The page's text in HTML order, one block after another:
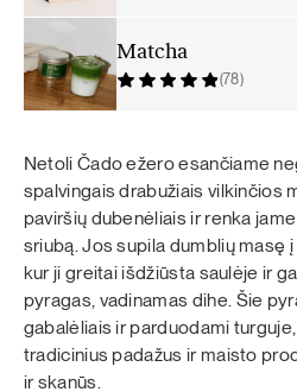
Netoli Čado ežero esančiame
spalvingais drabužiais vilkinčios
paviršių dubenėliais ir renka
sriubą. Jos supila dumblių masę
kur ji greitai išdžiūsta saulėje ir
pyragas, vadinamas dihe. Šie
gabalėliais ir parduodami
tradicinius padažus ir maisto
ir skanūs.
Matcha
(78)